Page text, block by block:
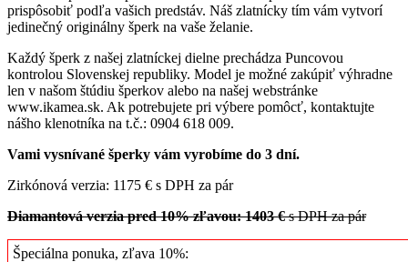
prispôsobiť podľa vašich predstáv. Náš zlatnícky tím vám vytvorí
jedinečný originálny šperk na vaše želanie.
Každý šperk z našej zlatníckej dielne prechádza Puncovou
kontrolou Slovenskej republiky. Model je možné zakúpiť výhradne
len v našom štúdiu šperkov alebo na našej webstránke
www.ikamea.sk. Ak potrebujete pri výbere pomôcť, kontaktujte
nášho klenotníka na t.č.: 0904 618 009.
Vami vysnívané šperky vám vyrobíme do 3 dní.
Zirkónová verzia: 1175 € s DPH za pár
Diamantová verzia pred 10% zľavou: 1403 €s DPH za pár
Špeciálna ponuka, zľava 10%: